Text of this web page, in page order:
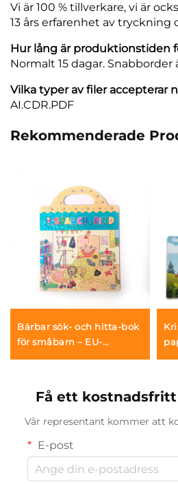
Vi är 100 % tillverkare, vi är
13 års erfarenhet av tryckning
Hur lång är produktionstiden
Normalt 15 dagar. Snabborder
Vilka typer av filer accepterar
AI.CDR.PDF
Rekommenderade
Bärbar sök- och hitta-bok
för småbarn – EU-
Få ett
Vår representant kommer att
E-post